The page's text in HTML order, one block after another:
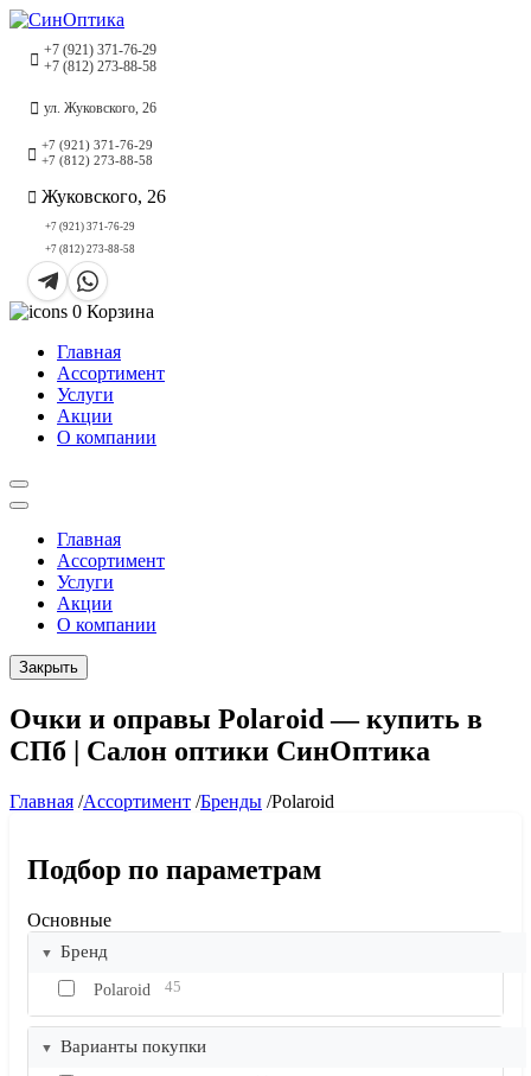
+7 (921) 371-76-29
+7 (812) 273-88-58
ул. Жуковского, 26
+7 (921) 371-76-29
+7 (812) 273-88-58
Жуковского, 26
+7 (921) 371-76-29
+7 (812) 273-88-58
0 Корзина
Главная
Ассортимент
Услуги
Акции
О компании
Главная
Ассортимент
Услуги
Акции
О компании
Закрыть
Очки и оправы Polaroid — купить в
СПб | Салон оптики СинОптика
Главная /Ассортимент /Бренды /Polaroid
Подбор по параметрам
Основные
Бренд
Polaroid 45
Варианты покупки